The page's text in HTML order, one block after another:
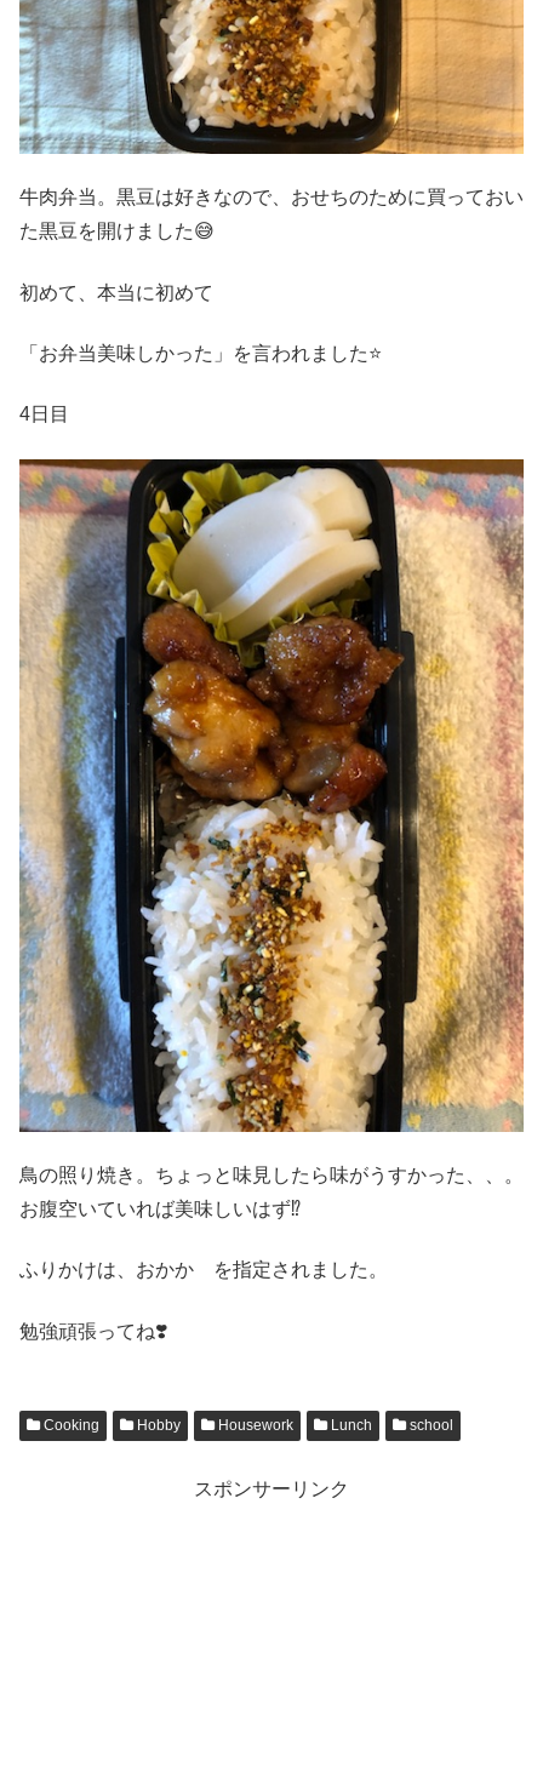
牛肉弁当。黒豆は好きなので、おせちのために買っておい
た黒豆を開けました😅
初めて、本当に初めて
「お弁当美味しかった」を言われました⭐️
4日目
鳥の照り焼き。ちょっと味見したら味がうすかった、、。
お腹空いていれば美味しいはず⁉️
ふりかけは、おかか を指定されました。
勉強頑張ってね❣️
Cooking Hobby Housework Lunch school
スポンサーリンク